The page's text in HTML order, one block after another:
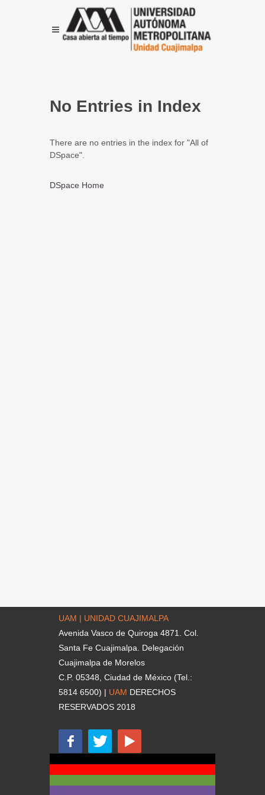
No Entries in Index
There are no entries in the index for "All of
DSpace".
DSpace Home
UAM | UNIDAD CUAJIMALPA
Avenida Vasco de Quiroga 4871. Col.
Santa Fe Cuajimalpa. Delegación
Cuajimalpa de Morelos
C.P. 05348, Ciudad de México (Tel.:
5814 6500) | UAM DERECHOS
RESERVADOS 2018